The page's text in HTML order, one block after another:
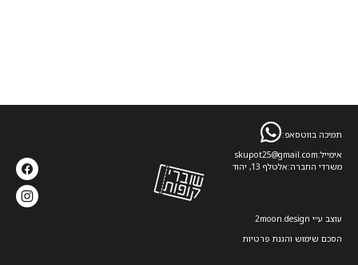
תמיכה בווטסאפ:
skupot25@gmail.comאימייל:
אלטלף 13, יהודמשרדי החברה:
עוצב ע׳׳י 2moon.design
הסכם שימוש והגנת פרטיות